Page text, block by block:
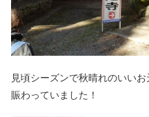
見頃シーズンで秋晴れのいい
賑わっていました！